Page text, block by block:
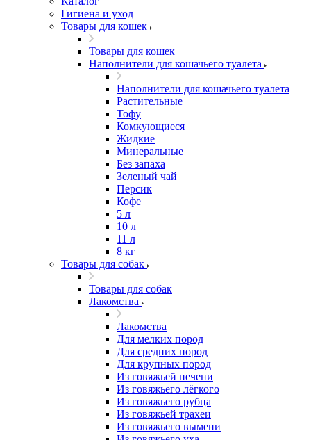
Гигиена и уход
Товары для кошек
Товары для кошек
Наполнители для кошачьего туалета
Наполнители для кошачьего туалета
Растительные
Тофу
Комкующиеся
Жидкие
Минеральные
Без запаха
Зеленый чай
Персик
Кофе
5 л
10 л
11 л
8 кг
Товары для собак
Товары для собак
Лакомства
Лакомства
Для мелких пород
Для средних пород
Для крупных пород
Из говяжьей печени
Из говяжьего лёгкого
Из говяжьего рубца
Из говяжьей трахеи
Из говяжьего вымени